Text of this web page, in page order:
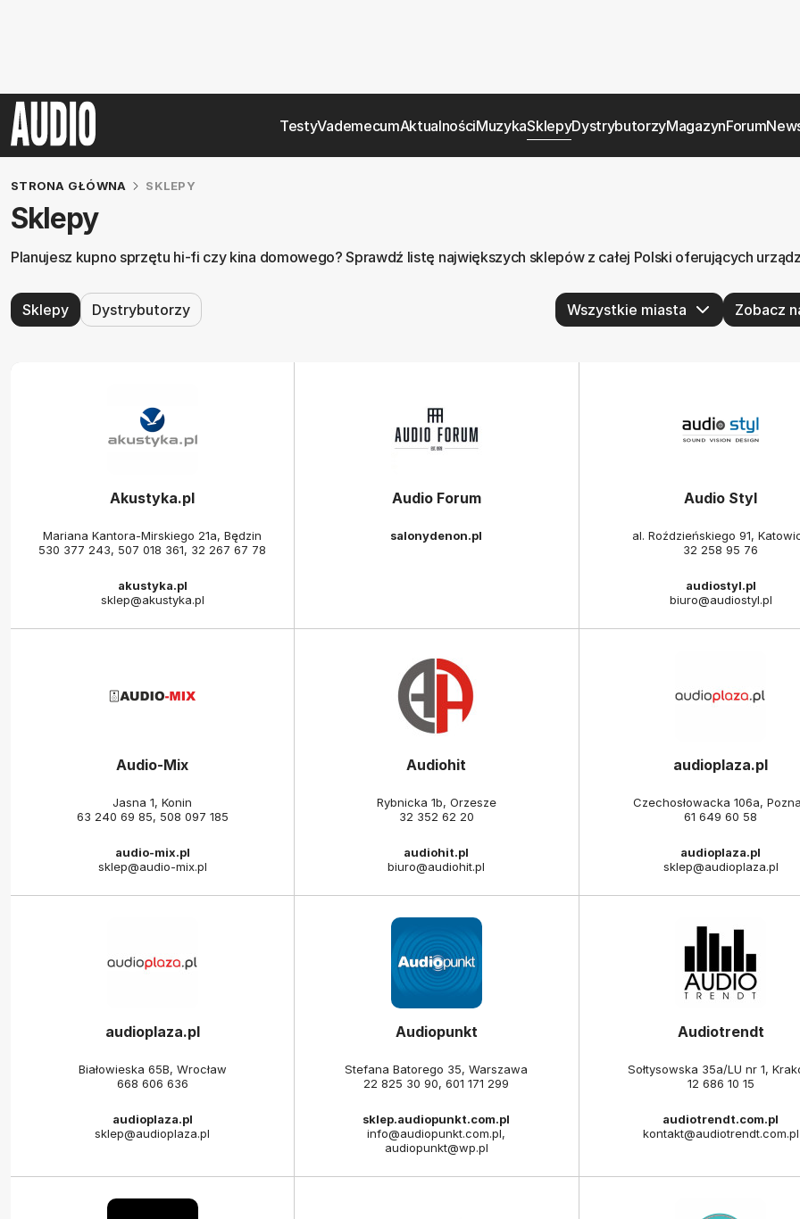
TestyVademecumAktualnościMuzykaSklepyDystrybutorzyMagazynForum
STRONA GŁÓWNA SKLEPY
Sklepy
Planujesz kupno sprzętu hi-fi czy kina domowego? Sprawdź listę największych sklepów z całej Polski oferujących
Sklepy Dystrybutorzy Zobacz
Akustyka.pl
Mariana Kantora-Mirskiego 21a, Będzin
530 377 243, 507 018 361, 32 267 67 78
akustyka.pl
sklep@akustyka.pl
Audio Forum
salonydenon.pl
Audio Styl
al. Roździeńskiego 91,
32 258 95 76
audiostyl.pl
biuro@audiostyl.pl
Audio-Mix
Jasna 1, Konin
63 240 69 85, 508 097 185
audio-mix.pl
sklep@audio-mix.pl
Audiohit
Rybnicka 1b, Orzesze
32 352 62 20
audiohit.pl
biuro@audiohit.pl
audioplaza.pl
Czechosłowacka 106a,
61 649 60 58
audioplaza.pl
sklep@audioplaza.pl
audioplaza.pl
Białowieska 65B, Wrocław
668 606 636
audioplaza.pl
sklep@audioplaza.pl
Audiopunkt
Stefana Batorego 35, Warszawa
22 825 30 90,601 171 299
sklep.audiopunkt.com.pl
info@audiopunkt.com.pl,
audiopunkt@wp.pl
Audiotrendt
Sołtysowska 35a/LU nr 1,
12 686 10 15
audiotrendt.com.pl
kontakt@audiotrendt.com.pl